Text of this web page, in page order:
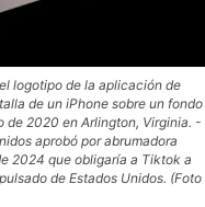
logotipo de la aplicación de
de un iPhone sobre un fondo
de 2020 en Arlington, Virginia. -
aprobó por abrumadora
2024 que obligaría a Tiktok a
de Estados Unidos. (Foto